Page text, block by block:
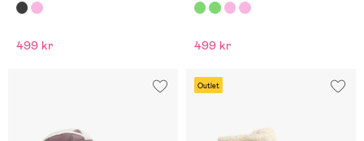
499 kr 499 kr
Outlet